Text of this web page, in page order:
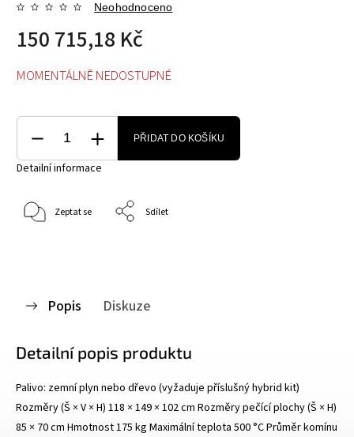
Neohodnoceno
150 715,18 Kč
MOMENTÁLNĚ NEDOSTUPNÉ
PŘIDAT DO KOŠÍKU
Detailní informace
Zeptat se Sdílet
Popis Diskuze
Detailní popis produktu
Palivo: zemní plyn nebo dřevo (vyžaduje příslušný hybrid kit)
Rozměry (Š × V × H) 118 × 149 × 102 cm Rozměry pečící plochy (Š × H)
85 × 70 cm Hmotnost 175 kg Maximální teplota 500 °C Průměr komínu